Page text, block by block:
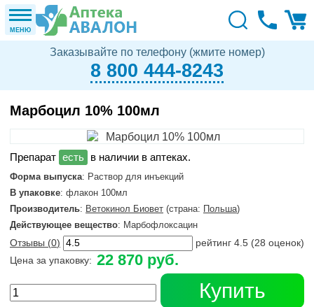
МЕНЮ
Заказывайте по телефону (жмите номер)
8 800 444-8243
Марбоцил 10% 100мл
в наличии в аптеках.
Форма выпуска: Раствор для инъекций
В упаковке: флакон 100мл
Производитель: Ветокинол Биовет (страна: Польша)
Действующее вещество: Марбофлоксацин
Отзывы (0) рейтинг 4.5 (28 оценок)
Цена за упаковку: 22 870 руб.
Купить